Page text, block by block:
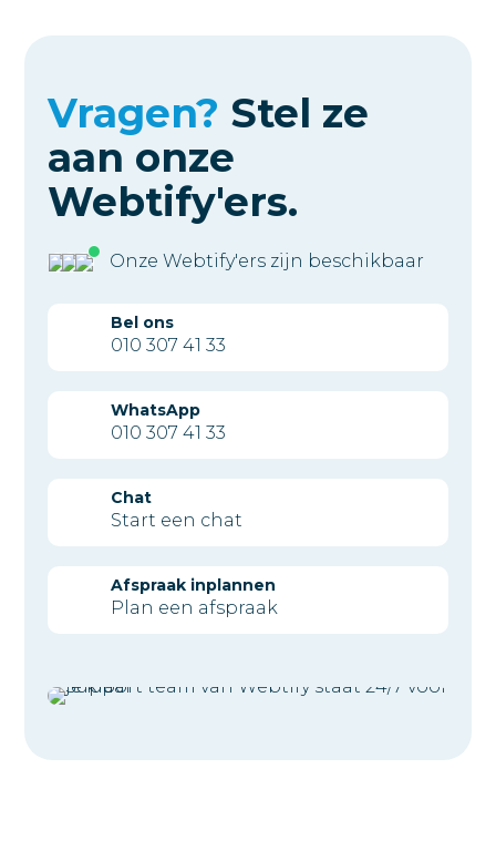
Vragen? Stel ze
aan onze
Webtify'ers.
Onze Webtify'ers zijn beschikbaar
Bel ons
010 307 41 33
WhatsApp
010 307 41 33
Chat
Start een chat
Afspraak inplannen
Plan een afspraak